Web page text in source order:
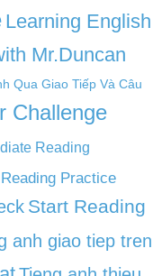
Learning English
Mr.Duncan
Qua Giao Tiếp Và Câu
Challenge
Reading
Reading Practice
Start Reading
anh giao tiep tren